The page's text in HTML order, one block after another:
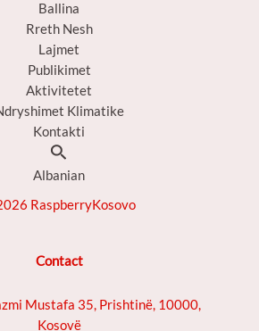
Ballina
Rreth Nesh
Lajmet
Publikimet
Aktivitetet
Klimatike
Kontakti
Search
Albanian
RaspberryKosovo
Contact
Mustafa 35, Prishtinë, 10000,
Kosovë